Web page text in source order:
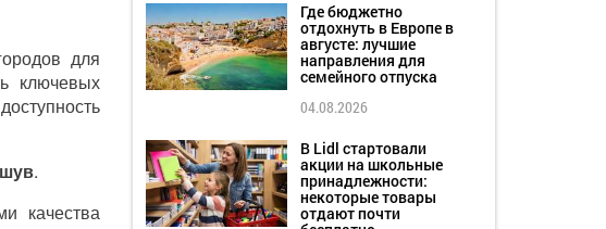
для
ключевых
.
качества
Где бюджетно
отдохнуть в Европе в
августе: лучшие
направления для
семейного отпуска
04.08.2026
В Lidl стартовали
акции на школьные
принадлежности:
некоторые товары
отдают почти